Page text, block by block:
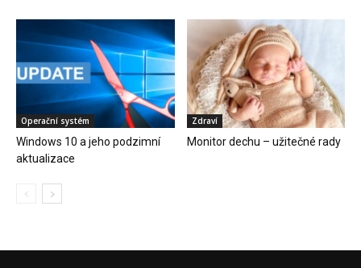
Operační systém
Windows 10 a jeho podzimní
aktualizace
Zdraví
Monitor dechu – užitečné rady